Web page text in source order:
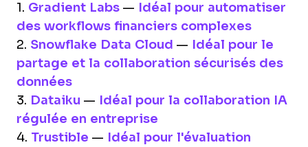
1. Gradient Labs —
Idéal pour automatiser
des workflows financiers complexes
2. Snowflake Data Cloud —
Idéal pour le
partage et la collaboration sécurisés des
données
3. Dataiku —
Idéal pour la collaboration IA
régulée en entreprise
4. Trustible —
Idéal pour l'évaluation